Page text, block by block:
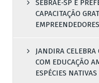
SEBRAE-SP E
CAPACITAÇÃO
JANDIRA
COM EDUCAÇÃO
ESPÉCIES NATIVAS